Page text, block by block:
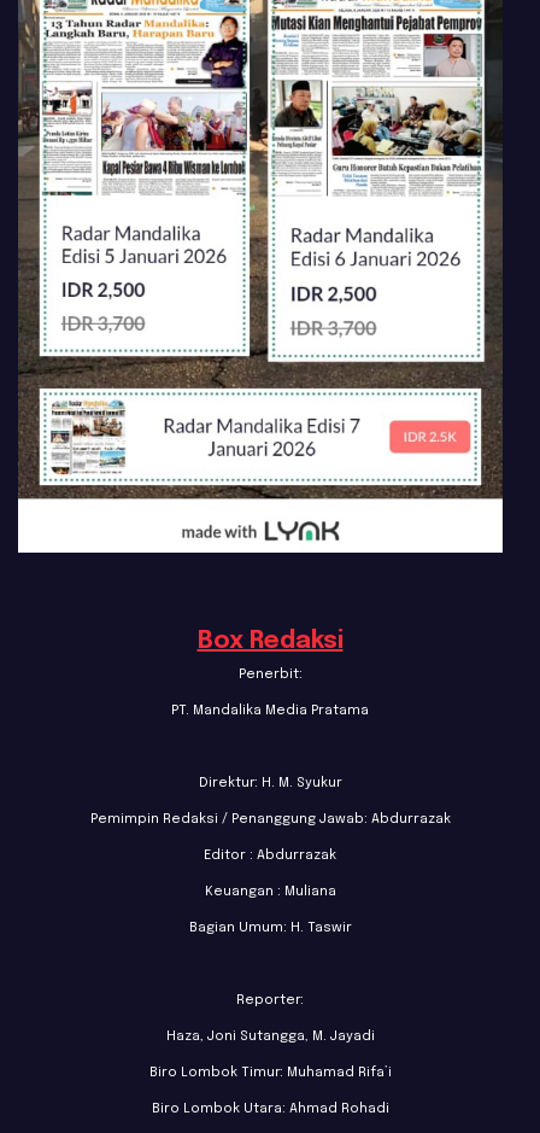
Box Redaksi
Penerbit:
PT. Mandalika Media Pratama
Direktur: H. M. Syukur
Pemimpin Redaksi / Penanggung Jawab: Abdurrazak
Editor : Abdurrazak
Keuangan : Muliana
Bagian Umum: H. Taswir
Reporter:
Haza, Joni Sutangga, M. Jayadi
Biro Lombok Timur: Muhamad Rifa’i
Biro Lombok Utara: Ahmad Rohadi